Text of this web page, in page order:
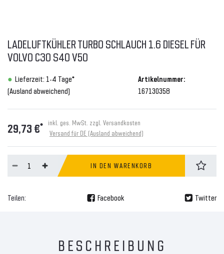
LADELUFTKÜHLER TURBO SCHLAUCH 1.6 DIESEL FÜR
VOLVO C30 S40 V50
Lieferzeit: 1-4 Tage*
(Ausland abweichend)
Artikelnummer:
167130358
29,73 €* inkl. ges. MwSt. zzgl. Versandkosten
Versand für DE (Ausland abweichend)
IN DEN WARENKORB
Teilen: Facebook Twitter
BESCHREIBUNG